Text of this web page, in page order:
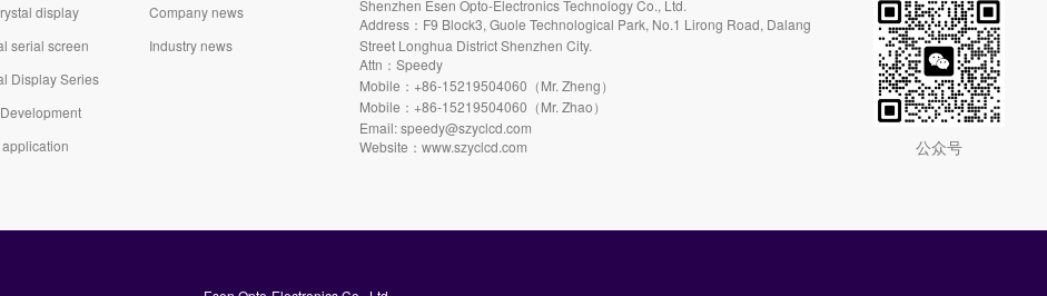
display
serial screen
Display Series
Company news
Industry news
Shenzhen Esen Opto-Electronics Technology Co., Ltd.
Address：F9 Block3, Guole Technological Park, No.1 Lirong Road, Dalang
Street Longhua District Shenzhen City.
Attn：Speedy
Mobile：+86-15219504060（Mr. Zheng）
Mobile：+86-15219504060（Mr. Zhao）
Email: speedy@szyclcd.com
Website：www.szyclcd.com
公众号